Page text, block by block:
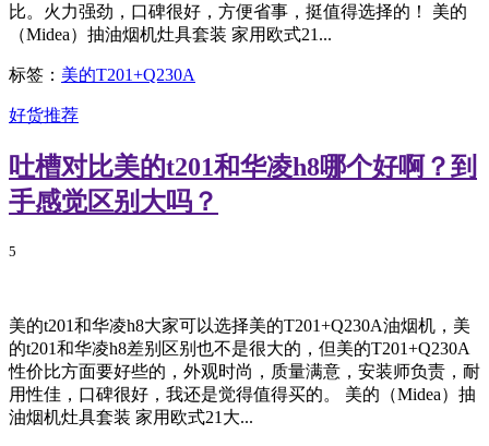
比。火力强劲，口碑很好，方便省事，挺值得选择的！ 美的
（Midea）抽油烟机灶具套装 家用欧式21...
标签： 美的T201+Q230A
好货推荐
吐槽对比美的t201和华凌h8哪个好啊？到
手感觉区别大吗？
5
美的t201和华凌h8大家可以选择美的T201+Q230A油烟机，美
的t201和华凌h8差别区别也不是很大的，但美的T201+Q230A
性价比方面要好些的，外观时尚，质量满意，安装师负责，耐
用性佳，口碑很好，我还是觉得值得买的。 美的（Midea）抽
油烟机灶具套装 家用欧式21大...